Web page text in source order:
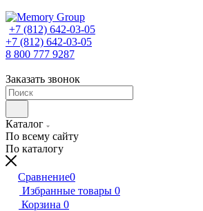
+7 (812) 642-03-05
+7 (812) 642-03-05
8 800 777 9287
Заказать звонок
Каталог
По всему сайту
По каталогу
Сравнение0
Избранные товары 0
Корзина 0